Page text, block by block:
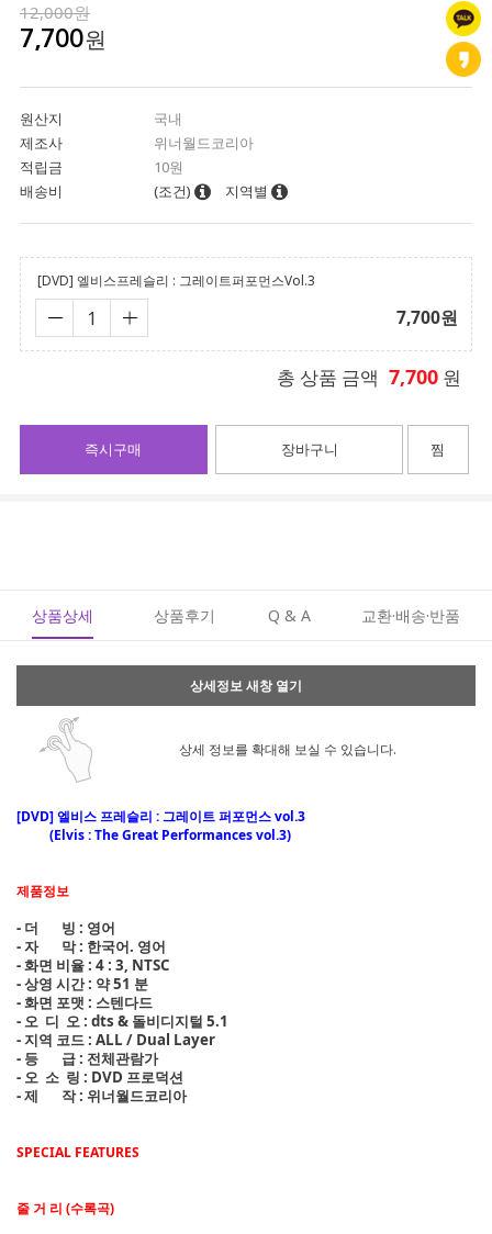
12,000원
7,700원
원산지
국내
제조사
위너월드코리아
적립금
10원
배송비
(조건) 지역별
[DVD] 엘비스프레슬리 : 그레이트퍼포먼스Vol.3
7,700원
총 상품 금액 7,700 원
장바구니
즉시구매 찜
상품상세 상품후기 Q & A 교환·배송·반품
상세정보 새창 열기
상세 정보를 확대해 보실 수 있습니다.
[DVD] 엘비스 프레슬리 : 그레이트 퍼포먼스 vol.3
(Elvis : The Great Performances vol.3)
제품정보
- 더 빙 : 영어
- 자 막 : 한국어. 영어
- 화면 비율 : 4 : 3, NTSC
- 상영 시간 : 약 51 분
- 화면 포맷 : 스텐다드
- 오 디 오 : dts & 돌비디지털 5.1
- 지역 코드 : ALL / Dual Layer
- 등 급 : 전체관람가
- 오 소 링 : DVD 프로덕션
- 제 작 : 위너월드코리아
SPECIAL FEATURES
줄 거 리 (수록곡)